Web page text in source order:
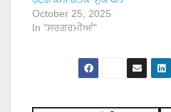
October 25, 2025
In "ਸਰਗਰਮੀਆਂ"